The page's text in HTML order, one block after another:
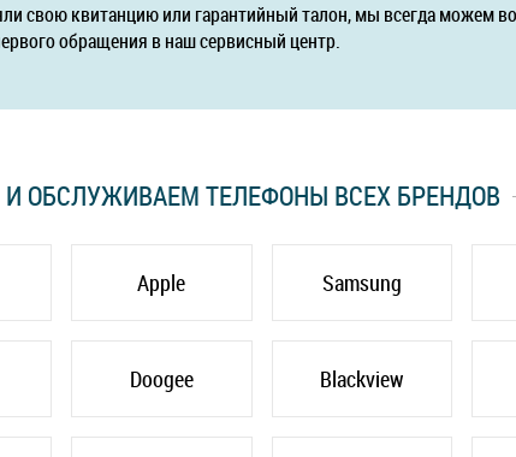
свою квитанцию или гарантийный талон, мы всегда можем
обращения в наш сервисный центр.
ОБСЛУЖИВАЕМ ТЕЛЕФОНЫ ВСЕХ БРЕНДОВ
Apple Samsung
Doogee Blackview